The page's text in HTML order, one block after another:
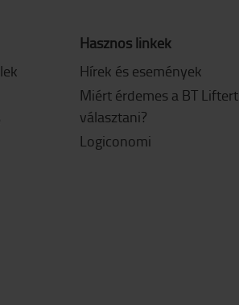
Hasznos linkek
Hírek és események
Miért érdemes a BT Liftert
választani?
Logiconomi